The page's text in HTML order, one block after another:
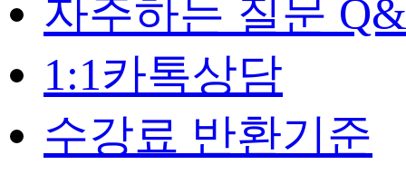
자주하는 질문
1:1카톡상담
수강료 반환기준